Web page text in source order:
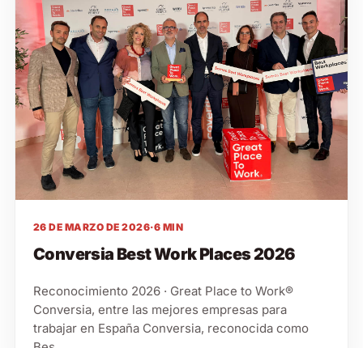
26 DE MARZO DE 2026·6 MIN
Conversia Best Work Places 2026
Reconocimiento 2026 · Great Place to Work®
Conversia, entre las mejores empresas para
trabajar en España Conversia, reconocida como